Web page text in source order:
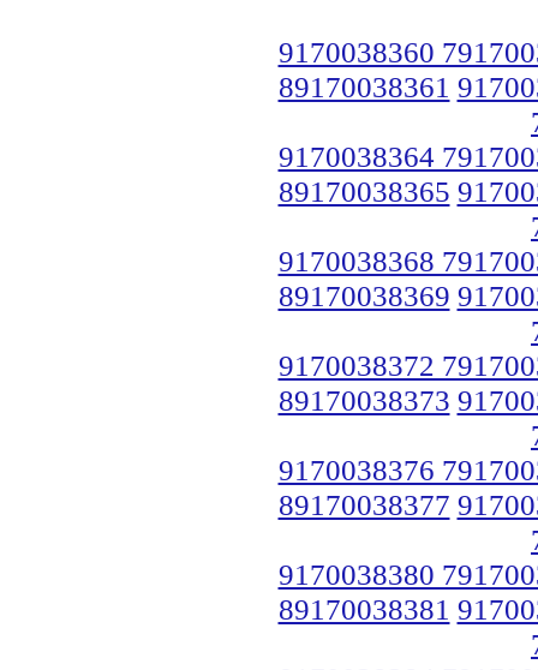
9170038360
89170038361
9170038364
89170038365
9170038368
89170038369
9170038372
89170038373
9170038376
89170038377
9170038380
89170038381